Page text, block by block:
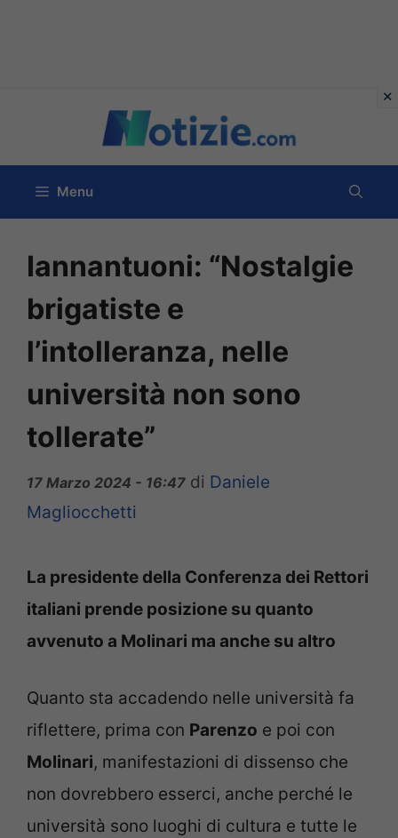
contenuto
Menu
Iannantuoni: “Nostalgie
brigatiste e
l’intolleranza, nelle
università non sono
tollerate”
17 Marzo 2024 - 16:47 di Daniele
Magliocchetti
La presidente della Conferenza dei Rettori
italiani prende posizione su quanto
avvenuto a Molinari ma anche su altro
Quanto sta accadendo nelle università fa
riflettere, prima con Parenzo e poi con
Molinari, manifestazioni di dissenso che
non dovrebbero esserci, anche perché le
università sono luoghi di cultura e tutte le